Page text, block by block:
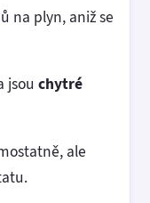
na plyn, aniž se
jsou chytré
ale